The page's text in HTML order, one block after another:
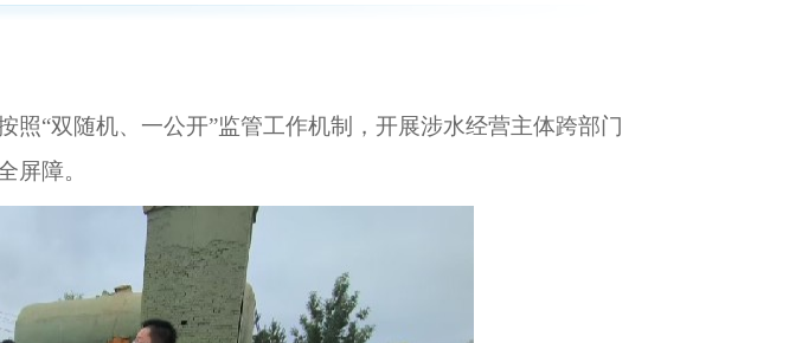
照“双随机、一公开”监管工作机制，开展涉水经营主体跨部门
屏障。